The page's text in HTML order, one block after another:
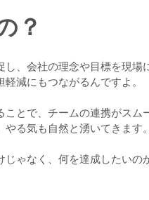
？
、会社の理念や目標を現場
減にもつながるんですよ。
とで、チームの連携がスム
る気も自然と湧いてきます。
じゃなく、何を達成したいの